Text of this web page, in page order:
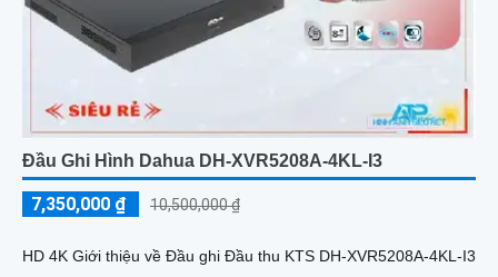
Đầu Ghi Hình Dahua DH-XVR5208A-4KL-I3
7,350,000 ₫ 10,500,000 ₫
HD 4K Giới thiệu về Đầu ghi Đầu thu KTS DH-XVR5208A-4KL-I3